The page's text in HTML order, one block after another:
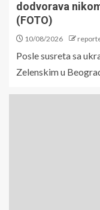
dodvorava
(FOTO)
10/08/2026
Posle susreta sa
Zelenskim u